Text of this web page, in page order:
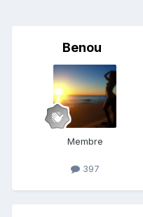
Benou
Membre
397